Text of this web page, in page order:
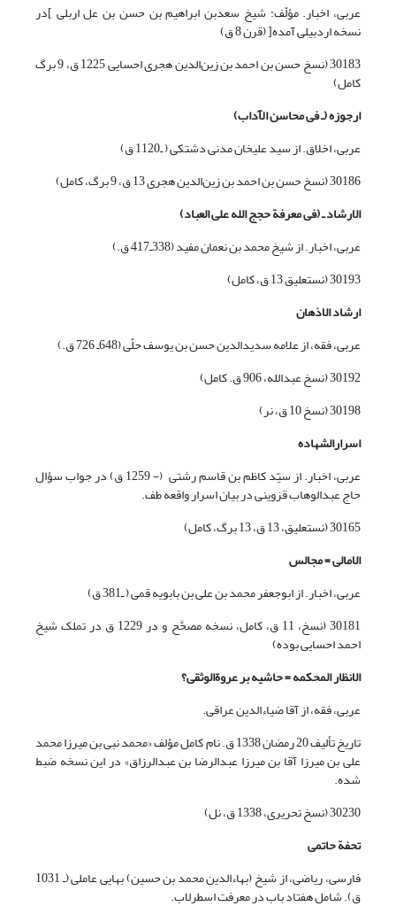
عربی، اخبار. مؤلّف: شیخ سعدبن ابراهیم بن حسن بن عل اربلی ]در
نسخه اردبیلی آمده[ (قرن 8 ق)
30183 (نسخ حسن بن احمد بن زین‌الدین هجری احسایی 1225 ق، 9 برگ
کامل)
ارجوزه (ـ فی محاسن الآداب)
عربی، اخلاق. از سید علیخان مدنی دشتکی ( ـ1120 ق)
30186 (نسخ حسن بن احمد بن زین‌الدین هجری 13 ق، 9 برگ، کامل)
الارشاد ـ (فی معرفةحجج الله علی العباد)
عربی، اخبار. از شیخ محمد بن نعمان مفید (338ـ417 ق.)
30193 (نستعلیق 13 ق، کامل)
ارشاد الاذهان
عربی، فقه، از علامه سدیدالدین حسن بن یوسف حلّی (648ـ 726 ق.)
30192 (نسخ عبدالله، 906 ق. کامل)
30198 (نسخ 10 ق، نر)
اسرارالشهاده
عربی، اخبار. از سیّد کاظم بن قاسم رشتی (- 1259 ق) در جواب سؤال
حاج عبدالوهاب قزوینی در بیان اسرار واقعه طف.
30165 (نستعلیق، 13 ق، 13 برگ، کامل)
الامالی = مجالس
عربی، اخبار. از ابوجعفر محمد بن علی بن بابویه قمی ( ـ381 ق)
30181 (نسخ، 11 ق، کامل، نسخه مصحَّح و در 1229 ق در تملک شیخ
احمد احسایی بوده)
الانظار المحکمه = حاشیه بر عروة‌الوثقی؟
عربی، فقه، از آقا ضیاءالدین عراقی.
تاریخ تألیف 20 رمضان 1338 ق. نام کامل مؤلف «محمد نبی بن میرزا محمد
علی بن میرزا آقا بن میرزا عبدالرضا بن عبدالرزاق» در این نسخه ضبط
شده.
30230 (نسخ تحریری، 1338 ق، نل)
تحفةحاتمی
فارسی، ریاضی، از شیخ (بهاءالدین محمد بن حسین) بهایی عاملی (ـ 1031
ق). شامل هفتاد باب در معرفت اسطرلاب.